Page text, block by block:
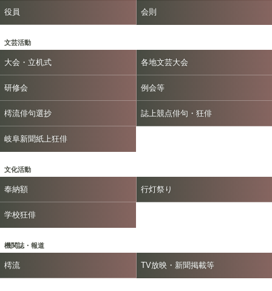
役員 会則
文芸活動
大会・立机式 各地文芸大会
研修会 例会等
樗流俳句選抄 誌上競点俳句・狂俳
岐阜新聞紙上狂俳
文化活動
奉納額 行灯祭り
学校狂俳
機関誌・報道
樗流 TV放映・新聞掲載等